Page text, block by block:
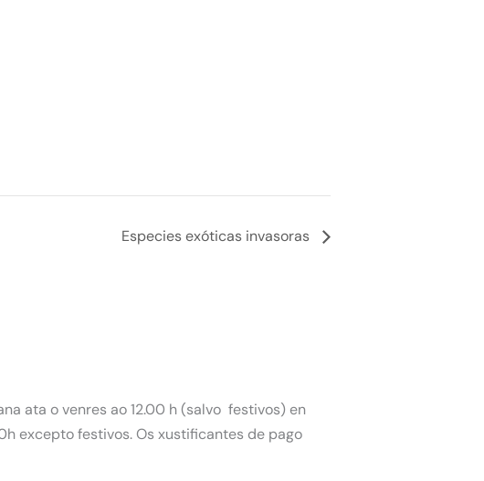
Especies exóticas invasoras
ata o venres ao 12.00 h (salvo festivos) en
excepto festivos. Os xustificantes de pago